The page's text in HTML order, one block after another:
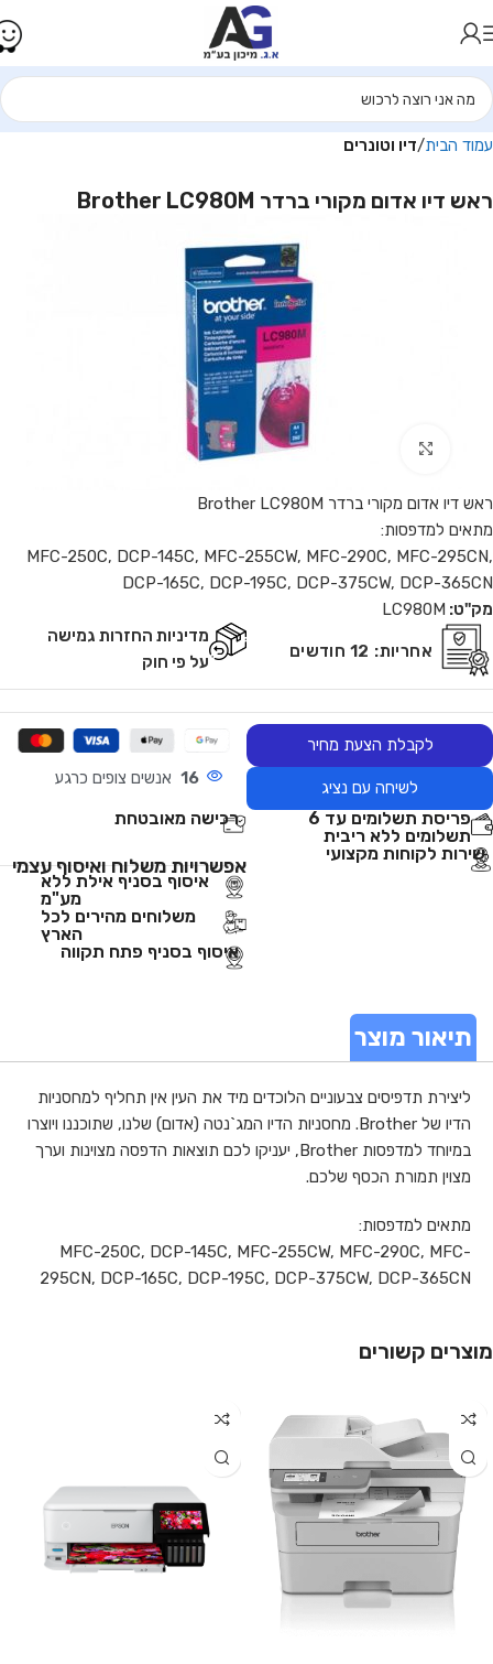
עמוד הבית דיו וטונרים
ראש דיו אדום מקורי ברדר Brother LC980M
Click to enlarge
ראש דיו אדום מקורי ברדר Brother LC980M
מתאים למדפסות:
MFC-250C, DCP-145C, MFC-255CW, MFC-290C, MFC-295CN,
DCP-165C, DCP-195C, DCP-375CW, DCP-365CN
מק"ט: LC980M
אחריות: 12 חודשים
מדיניות החזרות גמישה
על פי חוק
לקבלת הצעת מחיר
לשיחה עם נציג 16 אנשים צופים כרגע
פריסת תשלומים עד 6
תשלומים ללא ריבית
רכישה מאובטחת
שירות לקוחות מקצועי
אפשרויות משלוח ואיסוף עצמי
איסוף בסניף אילת ללא
מע"מ
משלוחים מהירים לכל
הארץ
איסוף בסניף פתח תקווה
תיאור מוצר
ליצירת תדפיסים צבעוניים הלוכדים מיד את העין אין תחליף למחסניות
הדיו של Brother. מחסניות הדיו המג`נטה (אדום) שלנו, שתוכננו ויוצרו
במיוחד למדפסות Brother, יעניקו לכם תוצאות הדפסה מצוינות וערך
מצוין תמורת הכסף שלכם.
מתאים למדפסות:
MFC-250C, DCP-145C, MFC-255CW, MFC-290C, MFC-
295CN, DCP-165C, DCP-195C, DCP-375CW, DCP-365CN
מוצרים קשורים